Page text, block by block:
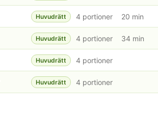
Huvudrätt 4 portioner 20 min
Huvudrätt 4 portioner 34 min
Huvudrätt 4 portioner
Huvudrätt 4 portioner